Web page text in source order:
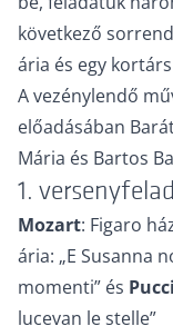
következő
ária és egy
A vezénylendő
előadásában
Mária és Bartos
1.
Mozart: Figaro
ária: „E Susanna
momenti” és
lucevan le stelle”